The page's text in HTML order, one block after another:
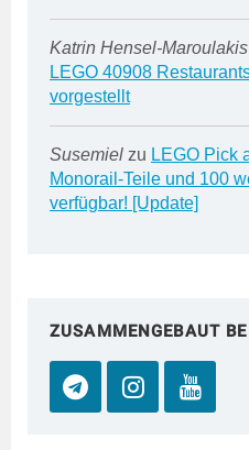
Katrin Hensel-Maroulakis
LEGO 40908
vorgestellt
Susemiel zu LEGO Pick
Monorail-Teile und 100
verfügbar! [Update]
ZUSAMMENGEBAUT